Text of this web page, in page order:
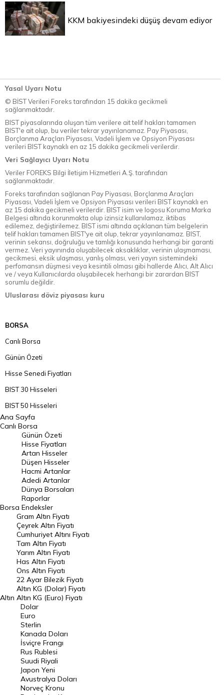
KKM bakiyesindeki düşüş devam ediyor
Yasal Uyarı Notu
© BİST Verileri Foreks tarafından 15 dakika gecikmeli
sağlanmaktadır.
BIST piyasalarında oluşan tüm verilere ait telif hakları tamamen
BIST'e ait olup, bu veriler tekrar yayınlanamaz. Pay Piyasası,
Borçlanma Araçları Piyasası, Vadeli İşlem ve Opsiyon Piyasası
verileri BIST kaynaklı en az 15 dakika gecikmeli verilerdir.
Veri Sağlayıcı Uyarı Notu
Veriler FOREKS Bilgi İletişim Hizmetleri A.Ş. tarafından
sağlanmaktadır.
Foreks tarafından sağlanan Pay Piyasası, Borçlanma Araçları
Piyasası, Vadeli İşlem ve Opsiyon Piyasası verileri BIST kaynaklı en
az 15 dakika gecikmeli verilerdir. BIST isim ve logosu Koruma Marka
Belgesi altında korunmakta olup izinsiz kullanılamaz, iktibas
edilemez, değiştirilemez. BIST ismi altında açıklanan tüm belgelerin
telif hakları tamamen BIST'ye ait olup, tekrar yayınlanamaz. BIST,
verinin sekansı, doğruluğu ve tamlığı konusunda herhangi bir garanti
vermez. Veri yayınında oluşabilecek aksaklıklar, verinin ulaşmaması,
gecikmesi, eksik ulaşması, yanlış olması, veri yayın sistemindeki
perfomansın düşmesi veya kesintili olması gibi hallerde Alıcı, Alt Alıcı
ve / veya Kullanıcılarda oluşabilecek herhangi bir zarardan BIST
sorumlu değildir.
Uluslarası döviz piyasası kuru
BORSA
Canlı Borsa
Günün Özeti
Hisse Senedi Fiyatları
BIST 30 Hisseleri
BIST 50 Hisseleri
BIST 100 Hisseleri
En Çok Artan Hisseler
En Çok Düşen Hisseler
Hacmi Artanlar
Geçmiş Kapanışlar
Dünya Borsaları
Raporlar
Endeksler
DÖVİZ
Döviz Kuru
Dolar Kuru
Euro Kuru
Pound Kuru
Frank Kuru
Riyal Kuru
Avustralya Doları
Danimarka Kronu Kuru
Ana Sayfa
Canlı Borsa
Borsa
Günün Özeti
Hisse Fiyatları
Artan Hisseler
Düşen Hisseler
Hacmi Artanlar
Adedi Artanlar
Dünya Borsaları
Raporlar
Endeksler
Altın
Gram Altın Fiyatı
Çeyrek Altın Fiyatı
Cumhuriyet Altını Fiyatı
Tam Altın Fiyatı
Yarım Altın Fiyatı
Has Altın Fiyatı
Ons Altın Fiyatı
22 Ayar Bilezik Fiyatı
Altın KG (Dolar) Fiyatı
Altın KG (Euro) Fiyatı
Dolar
Euro
Sterlin
Kanada Doları
İsviçre Frangı
Rus Rublesi
Suudi Riyali
Japon Yeni
Avustralya Doları
Norveç Kronu